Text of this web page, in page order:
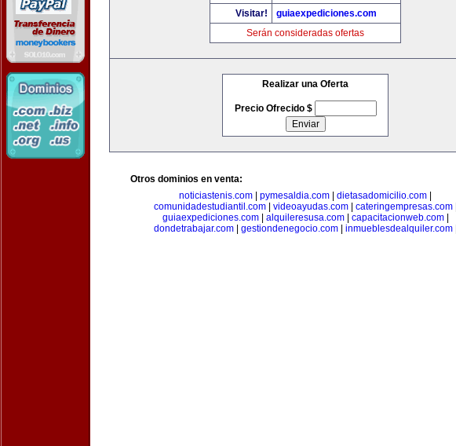
Visitar!
guiaexpediciones.com
Serán consideradas ofertas
Realizar una Oferta
Precio Ofrecido $
Otros dominios en venta:
noticiastenis.com
pymesaldia.com dietasadomicilio.com
comunidadestudiantil.com| videoayudas.com| cateringempresas.com|
guiaexpediciones.com| alquileresusa.com| capacitacionweb.com|
dondetrabajar.com| gestiondenegocio.com| inmueblesdealquiler.com|